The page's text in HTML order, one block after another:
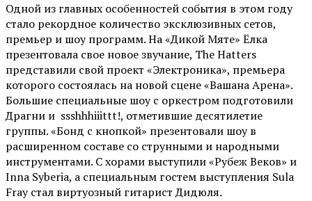
Одной из главных особенностей события в этом году
стало рекордное количество эксклюзивных сетов,
премьер и шоу программ. На «Дикой Мяте» Ёлка
презентовала свое новое звучание, The Hatters
представили свой проект «Электроника», премьера
которого состоялась на новой сцене «Вашана Арена».
Большие специальные шоу с оркестром подготовили
Драгни и ssshhhiiittt!, отметившие десятилетие
группы. «Бонд с кнопкой» презентовали шоу в
расширенном составе со струнными и народными
инструментами. С хорами выступили «Рубеж Веков» и
Inna Syberia, а специальным гостем выступления Sula
Fray стал виртуозный гитарист Дидюля.